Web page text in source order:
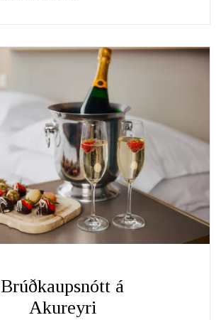
Brúðkaupsnótt á
Akureyri